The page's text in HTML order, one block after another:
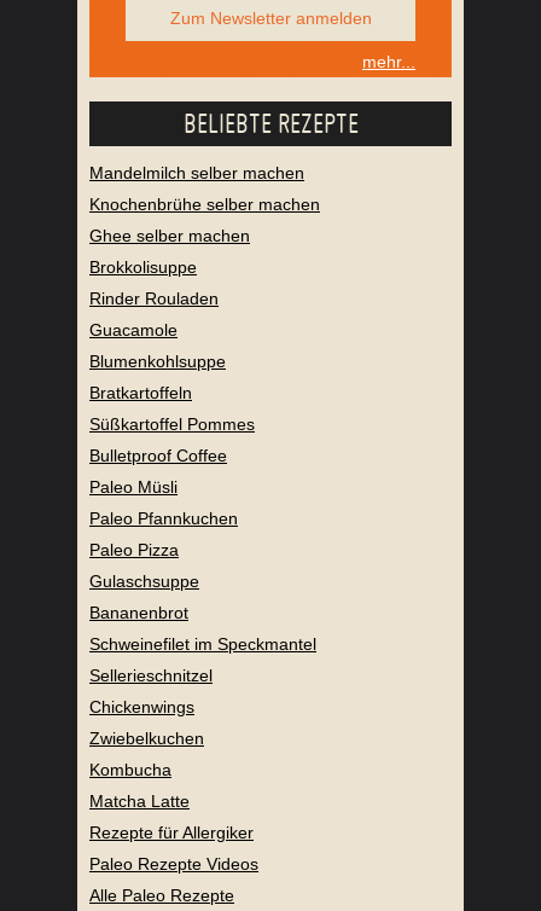
Zum Newsletter anmelden
mehr...
BELIEBTE REZEPTE
Mandelmilch selber machen
Knochenbrühe selber machen
Ghee selber machen
Brokkolisuppe
Rinder Rouladen
Guacamole
Blumenkohlsuppe
Bratkartoffeln
Süßkartoffel Pommes
Bulletproof Coffee
Paleo Müsli
Paleo Pfannkuchen
Paleo Pizza
Gulaschsuppe
Bananenbrot
Schweinefilet im Speckmantel
Sellerieschnitzel
Chickenwings
Zwiebelkuchen
Kombucha
Matcha Latte
Rezepte für Allergiker
Paleo Rezepte Videos
Alle Paleo Rezepte